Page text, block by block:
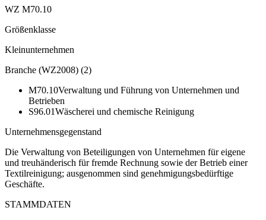
WZ M70.10
Größenklasse
Kleinunternehmen
Branche (WZ2008) (2)
M70.10Verwaltung und Führung von Unternehmen und
Betrieben
S96.01Wäscherei und chemische Reinigung
Unternehmensgegenstand
Die Verwaltung von Beteiligungen von Unternehmen für eigene
und treuhänderisch für fremde Rechnung sowie der Betrieb einer
Textilreinigung; ausgenommen sind genehmigungsbedürftige
Geschäfte.
STAMMDATEN